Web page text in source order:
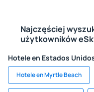
Najczęściej
użytkowników
Hotele en Estados
Hotele en Myrtle Beach